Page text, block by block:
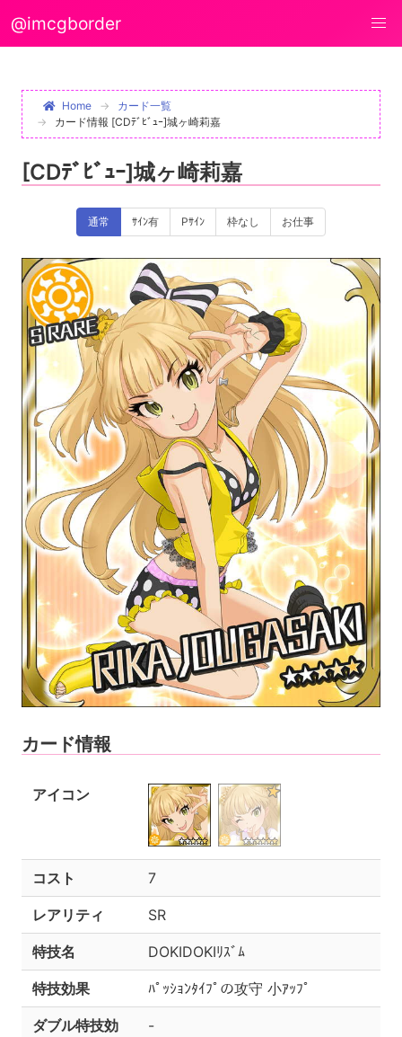
@imcgborder
Home
カード一覧
カード情報 [CDﾃﾞﾋﾞｭｰ]城ヶ崎莉嘉
[CDﾃﾞﾋﾞｭｰ]城ヶ崎莉嘉
通常 ｻｲﾝ有 Pｻｲﾝ 枠なし お仕事
カード情報
アイコン
コスト 7
レアリティ SR
特技名 DOKIDOKIﾘｽﾞﾑ
特技効果 ﾊﾟｯｼｮﾝﾀｲﾌﾟの攻守 小ｱｯﾌﾟ
ダブル特技効
-